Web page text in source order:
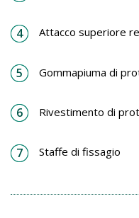
Attacco superiore
Gommapiuma di
Rivestimento di
Staffe di fissagio